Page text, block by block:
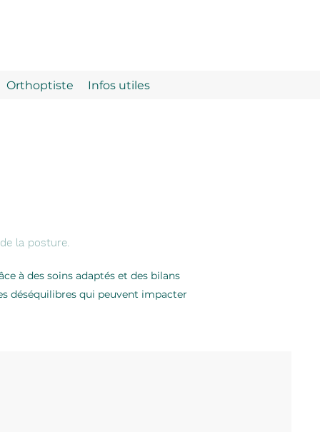
Orthoptiste Infos utiles
la posture.
à des soins adaptés et des bilans
déséquilibres qui peuvent impacter